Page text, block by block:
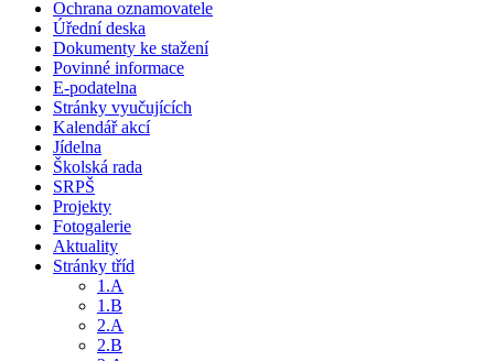
Ochrana oznamovatele
Úřední deska
Dokumenty ke stažení
Povinné informace
E-podatelna
Stránky vyučujících
Kalendář akcí
Jídelna
Školská rada
SRPŠ
Projekty
Fotogalerie
Aktuality
Stránky tříd
1.A
1.B
2.A
2.B